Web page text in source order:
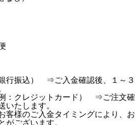
行振込） ⇒ご入金確認後、１～３
例：クレジットカード） ⇒ご注文確
いたします。
客様のご入金タイミングにより、お
がございます。